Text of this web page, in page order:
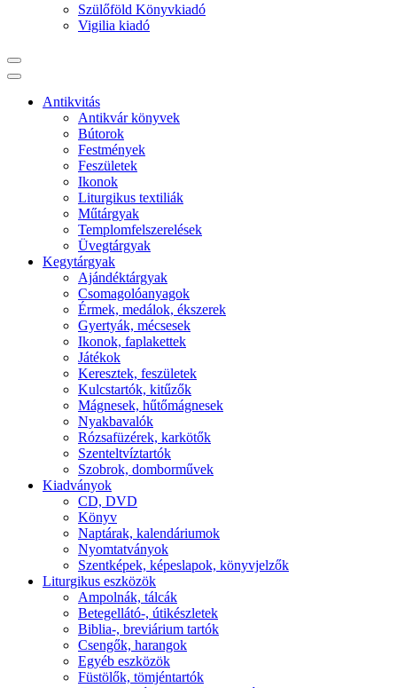
Szülőföld Könyvkiadó
Vigilia kiadó
Antikvitás
Antikvár könyvek
Bútorok
Festmények
Feszületek
Ikonok
Liturgikus textiliák
Műtárgyak
Templomfelszerelések
Üvegtárgyak
Kegytárgyak
Ajándéktárgyak
Csomagolóanyagok
Érmek, medálok, ékszerek
Gyertyák, mécsesek
Ikonok, faplakettek
Játékok
Keresztek, feszületek
Kulcstartók, kitűzők
Mágnesek, hűtőmágnesek
Nyakbavalók
Rózsafüzérek, karkötők
Szenteltvíztartók
Szobrok, domborművek
Kiadványok
CD, DVD
Könyv
Naptárak, kalendáriumok
Nyomtatványok
Szentképek, képeslapok, könyvjelzők
Liturgikus eszközök
Ampolnák, tálcák
Betegellátó-, útikészletek
Biblia-, breviárium tartók
Csengők, harangok
Egyéb eszközök
Füstölők, tömjéntartók